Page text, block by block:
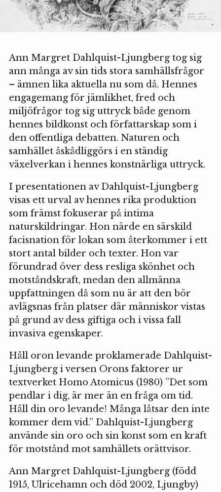
Ann Margret Dahlquist-Ljungberg tog sig
ann många av sin tids stora samhällsfrågor
– ämnen lika aktuella nu som då. Hennes
engagemang för jämlikhet, fred och
miljöfrågor tog sig uttryck både genom
hennes bildkonst och författarskap som i
den offentliga debatten. Naturen och
samhället åskådliggörs i en ständig
växelverkan i hennes konstnärliga uttryck.
I presentationen av Dahlquist-Ljungberg
visas ett urval av hennes rika produktion
som främst fokuserar på intima
naturskildringar. Hon närde en särskild
facisnation för lokan som återkommer i ett
stort antal bilder och texter. Hon var
förundrad över dess resliga skönhet och
motståndskraft, medan den allmänna
uppfattningen då som nu är att den bör
avlägsnas från platser där människor vistas
på grund av dess giftiga och i vissa fall
invasiva egenskaper.
Håll oron levande proklamerade Dahlquist-
Ljungberg i versen Orons faktorer ur
textverket Homo Atomicus (1980) ”Det som
pendlar i dig, är mer än en fråga om tid.
Håll din oro levande! Många låtsar den inte
kommer dem vid.” Dahlquist-Ljungberg
använde sin oro och sin konst som en kraft
för motstånd mot samhällets orättvisor.
Ann Margret Dahlquist-Ljungberg (född
1915, Ulricehamn och död 2002, Ljungby)